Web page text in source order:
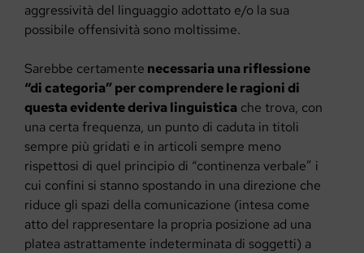
aggressività del linguaggio adottato e/o la sua
possibile offensività sono moltissime.
Sarebbe certamente necessaria una riflessione
“di categoria” per comprendere le ragioni di
questa evidente deriva linguistica che trova, con
una certa frequenza, un punto di caduta in titoli
sempre più gridati e in articoli sempre meno
rispettosi di quel principio di “continenza verbale” i
cui confini si stanno spostando in una direzione che
riduce gli spazi della comunicazione (intesa come
atto del rappresentare la propria posizione ad una
platea astrattamente indeterminata di soggetti) a